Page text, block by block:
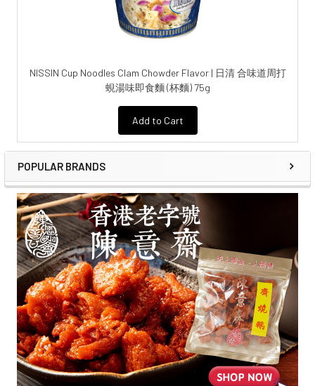
NISSIN Cup Noodles Clam Chowder Flavor | 日清 合味道周打
蜆湯味即食麵 (杯麵) 75g
Add to Cart
POPULAR BRANDS